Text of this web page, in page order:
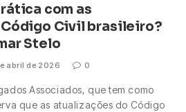
com as
Civil brasileiro?
Stelo
abril de 2026 0
Associados, que tem como
que as atualizações do Código